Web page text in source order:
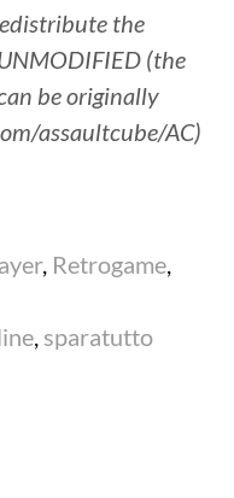
the
(the
be originally
assaultcube/AC)
, Retrogame
sparatutto